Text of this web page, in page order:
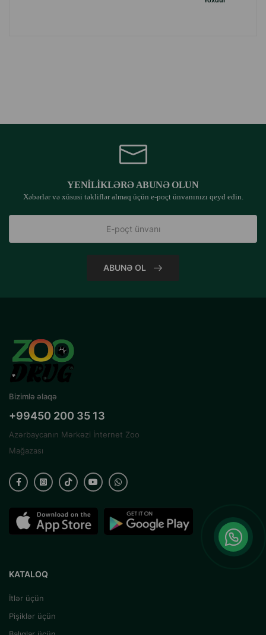
YENILIKLƏRƏ ABUNƏ OLUN
Xəbərlər və xüsusi təkliflər almaq üçün e-poçt ünvanınızı qeyd edin.
ABUNƏ OL
Bizimlə əlaqə
+99450 200 35 13
Azərbaycanın Mərkəzi İnternet Zoo
Mağazası
KATALOQ
İtlər üçün
Pişiklər üçün